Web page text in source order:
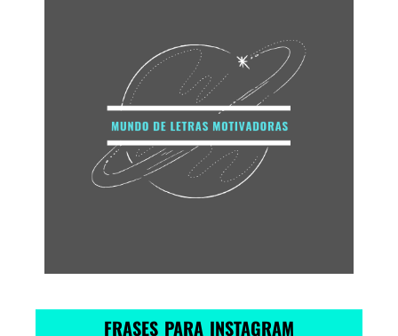
FRASES PARA INSTAGRAM